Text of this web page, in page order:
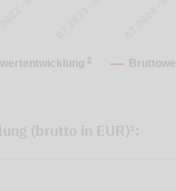
2
(brutto in EUR)¹: